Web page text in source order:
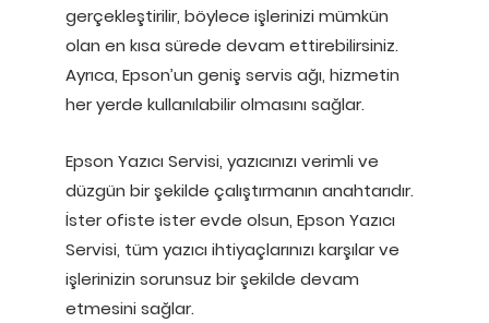
gerçekleştirilir, böylece işlerinizi mümkün
olan en kısa sürede devam ettirebilirsiniz.
Ayrıca, Epson’un geniş servis ağı, hizmetin
her yerde kullanılabilir olmasını sağlar.
Epson Yazıcı Servisi, yazıcınızı verimli ve
düzgün bir şekilde çalıştırmanın anahtarıdır.
İster ofiste ister evde olsun, Epson Yazıcı
Servisi, tüm yazıcı ihtiyaçlarınızı karşılar ve
işlerinizin sorunsuz bir şekilde devam
etmesini sağlar.